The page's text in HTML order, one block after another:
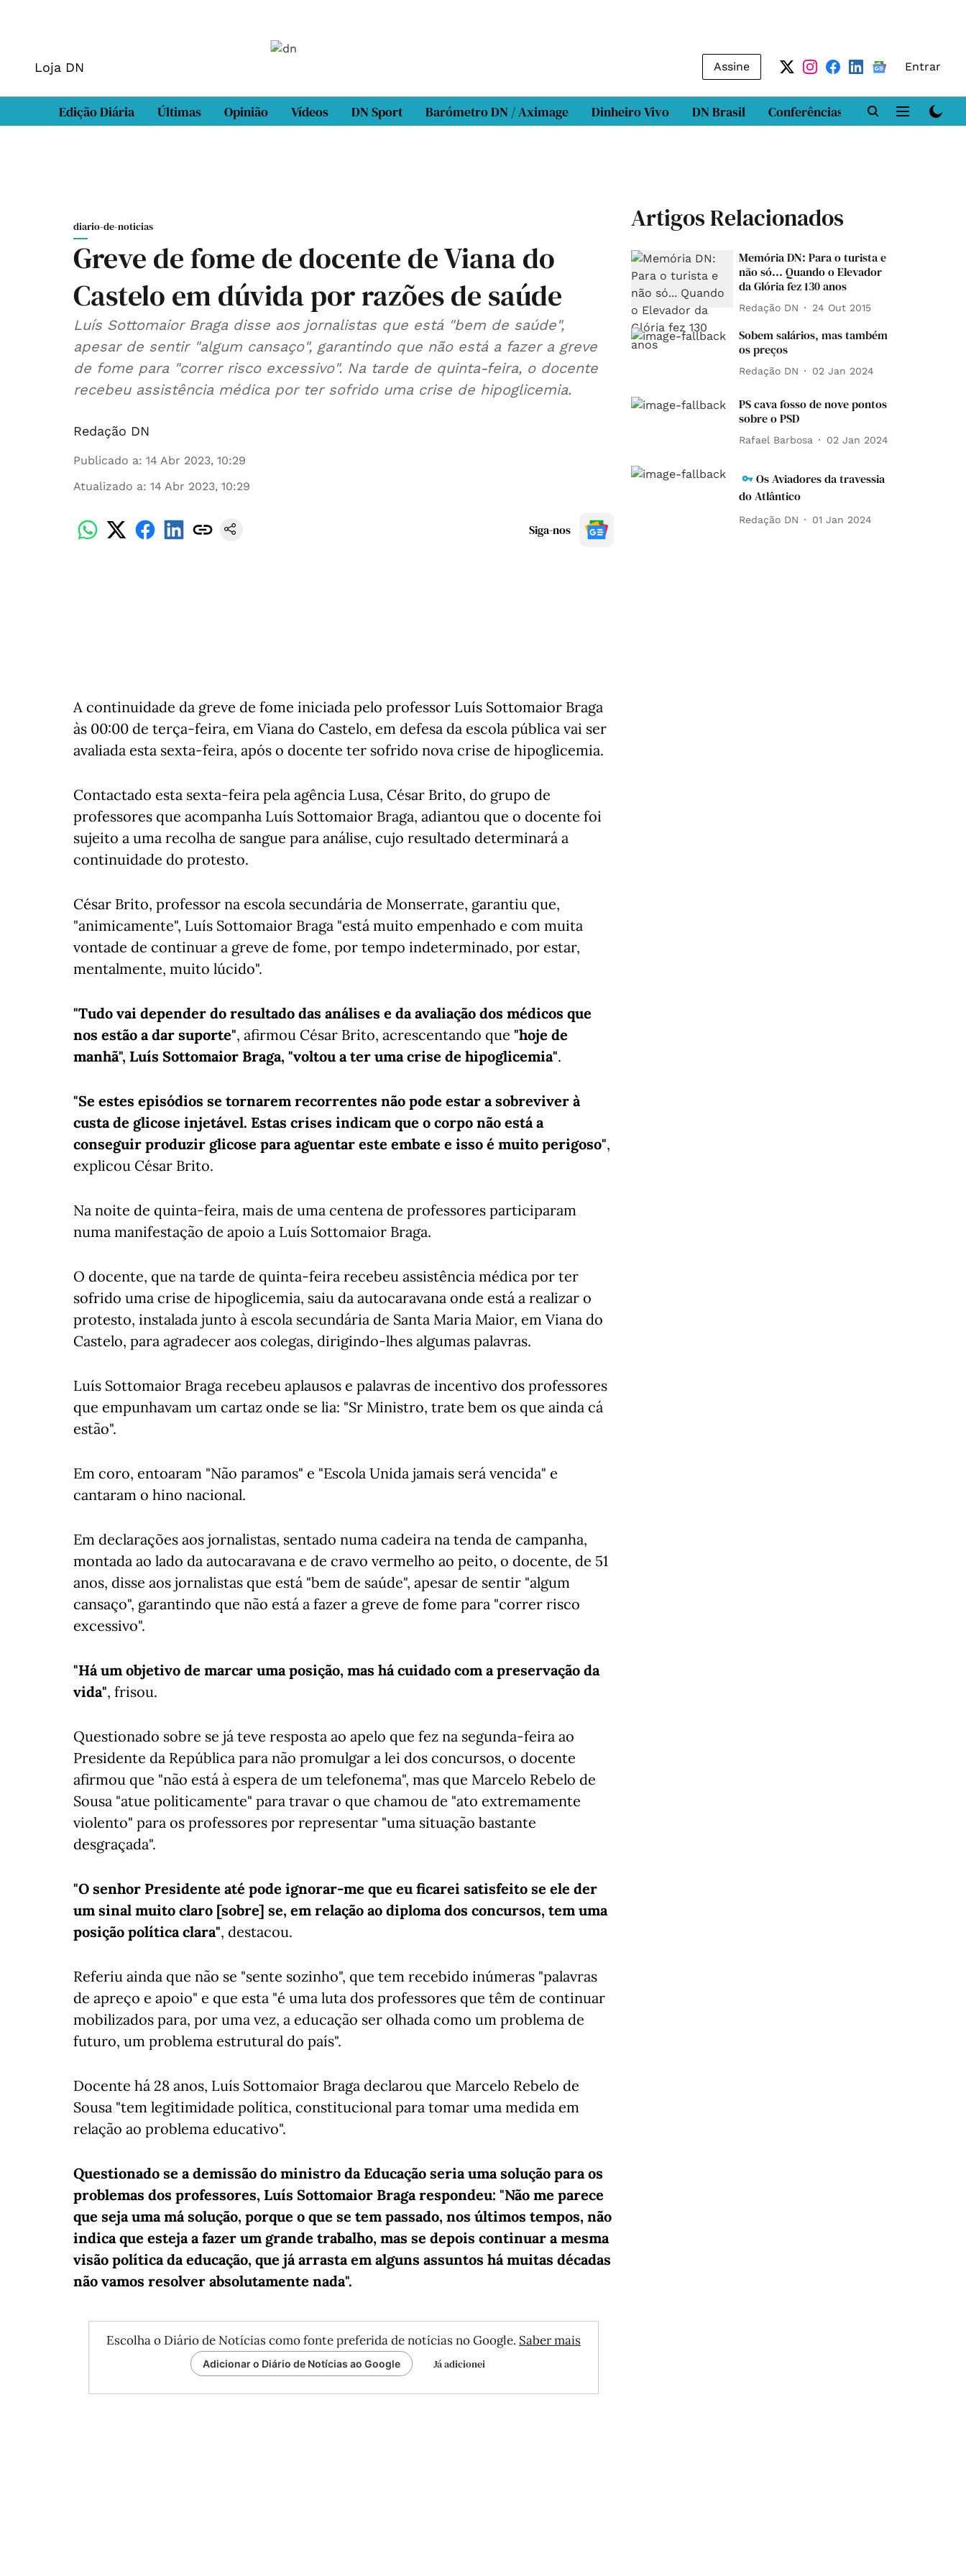
Loja DN Assine Entrar
Edição Diária Últimas Opinião Vídeos DN Sport Barómetro DN / Aximage Dinheiro Vivo DN Brasil Conferências DN LAB
diario-de-noticias
Greve de fome de docente de Viana do
Castelo em dúvida por razões de saúde
Luís Sottomaior Braga disse aos jornalistas que está "bem de saúde",
apesar de sentir "algum cansaço", garantindo que não está a fazer a greve
de fome para "correr risco excessivo". Na tarde de quinta-feira, o docente
recebeu assistência médica por ter sofrido uma crise de hipoglicemia.
Redação DN
Publicado a: 14 Abr 2023, 10:29
Atualizado a: 14 Abr 2023, 10:29
Siga-nos
A continuidade da greve de fome iniciada pelo professor Luís Sottomaior Braga
às 00:00 de terça-feira, em Viana do Castelo, em defesa da escola pública vai ser
avaliada esta sexta-feira, após o docente ter sofrido nova crise de hipoglicemia.
Contactado esta sexta-feira pela agência Lusa, César Brito, do grupo de
professores que acompanha Luís Sottomaior Braga, adiantou que o docente foi
sujeito a uma recolha de sangue para análise, cujo resultado determinará a
continuidade do protesto.
César Brito, professor na escola secundária de Monserrate, garantiu que,
"animicamente", Luís Sottomaior Braga "está muito empenhado e com muita
vontade de continuar a greve de fome, por tempo indeterminado, por estar,
mentalmente, muito lúcido".
"Tudo vai depender do resultado das análises e da avaliação dos médicos que
nos estão a dar suporte", afirmou César Brito, acrescentando que "hoje de
manhã", Luís Sottomaior Braga, "voltou a ter uma crise de hipoglicemia".
"Se estes episódios se tornarem recorrentes não pode estar a sobreviver à
custa de glicose injetável. Estas crises indicam que o corpo não está a
conseguir produzir glicose para aguentar este embate e isso é muito perigoso",
explicou César Brito.
Na noite de quinta-feira, mais de uma centena de professores participaram
numa manifestação de apoio a Luís Sottomaior Braga.
O docente, que na tarde de quinta-feira recebeu assistência médica por ter
sofrido uma crise de hipoglicemia, saiu da autocaravana onde está a realizar o
protesto, instalada junto à escola secundária de Santa Maria Maior, em Viana do
Castelo, para agradecer aos colegas, dirigindo-lhes algumas palavras.
Luís Sottomaior Braga recebeu aplausos e palavras de incentivo dos professores
que empunhavam um cartaz onde se lia: "Sr Ministro, trate bem os que ainda cá
estão".
Em coro, entoaram "Não paramos" e "Escola Unida jamais será vencida" e
cantaram o hino nacional.
Em declarações aos jornalistas, sentado numa cadeira na tenda de campanha,
montada ao lado da autocaravana e de cravo vermelho ao peito, o docente, de 51
anos, disse aos jornalistas que está "bem de saúde", apesar de sentir "algum
cansaço", garantindo que não está a fazer a greve de fome para "correr risco
excessivo".
"Há um objetivo de marcar uma posição, mas há cuidado com a preservação da
vida", frisou.
Questionado sobre se já teve resposta ao apelo que fez na segunda-feira ao
Presidente da República para não promulgar a lei dos concursos, o docente
afirmou que "não está à espera de um telefonema", mas que Marcelo Rebelo de
Sousa "atue politicamente" para travar o que chamou de "ato extremamente
violento" para os professores por representar "uma situação bastante
desgraçada".
"O senhor Presidente até pode ignorar-me que eu ficarei satisfeito se ele der
um sinal muito claro [sobre] se, em relação ao diploma dos concursos, tem uma
posição política clara", destacou.
Referiu ainda que não se "sente sozinho", que tem recebido inúmeras "palavras
de apreço e apoio" e que esta "é uma luta dos professores que têm de continuar
mobilizados para, por uma vez, a educação ser olhada como um problema de
futuro, um problema estrutural do país".
Docente há 28 anos, Luís Sottomaior Braga declarou que Marcelo Rebelo de
Sousa "tem legitimidade política, constitucional para tomar uma medida em
relação ao problema educativo".
Questionado se a demissão do ministro da Educação seria uma solução para os
problemas dos professores, Luís Sottomaior Braga respondeu: "Não me parece
que seja uma má solução, porque o que se tem passado, nos últimos tempos, não
indica que esteja a fazer um grande trabalho, mas se depois continuar a mesma
visão política da educação, que já arrasta em alguns assuntos há muitas décadas
não vamos resolver absolutamente nada".
Escolha o Diário de Notícias como fonte preferida de notícias no Google. Saber mais
Adicionar o Diário de Notícias ao Google Já adicionei
Artigos Relacionados
Memória DN: Para o turista e
não só... Quando o Elevador
da Glória fez 130 anos
Redação DN 24 Out 2015
Sobem salários, mas também
os preços
Redação DN 02 Jan 2024
PS cava fosso de nove pontos
sobre o PSD
Rafael Barbosa 02 Jan 2024
Os Aviadores da travessia
do Atlântico
Redação DN 01 Jan 2024